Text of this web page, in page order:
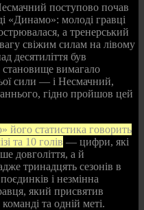
поступово почав
«Динамо»: молоді гравці
а тренерський
свіжим силам на лівому
десятиліття був
вимагало
сили — і Несмачний,
гідно пройшов цей
його статистика говорить
та 10 голів — цифри, які
довголіття, а й
тринадцять сезонів в
і незмінна
який присвятив
та одній меті.